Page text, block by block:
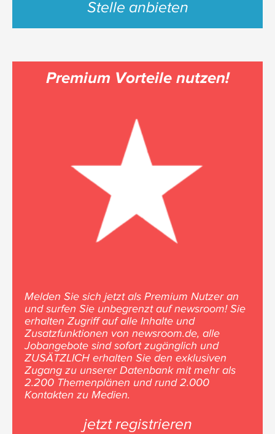
Stelle anbieten
Premium Vorteile nutzen!
Melden Sie sich jetzt als Premium Nutzer an
und surfen Sie unbegrenzt auf newsroom! Sie
erhalten Zugriff auf alle Inhalte und
Zusatzfunktionen von newsroom.de, alle
Jobangebote sind sofort zugänglich und
ZUSÄTZLICH erhalten Sie den exklusiven
Zugang zu unserer Datenbank mit mehr als
2.200 Themenplänen und rund 2.000
Kontakten zu Medien.
jetzt registrieren